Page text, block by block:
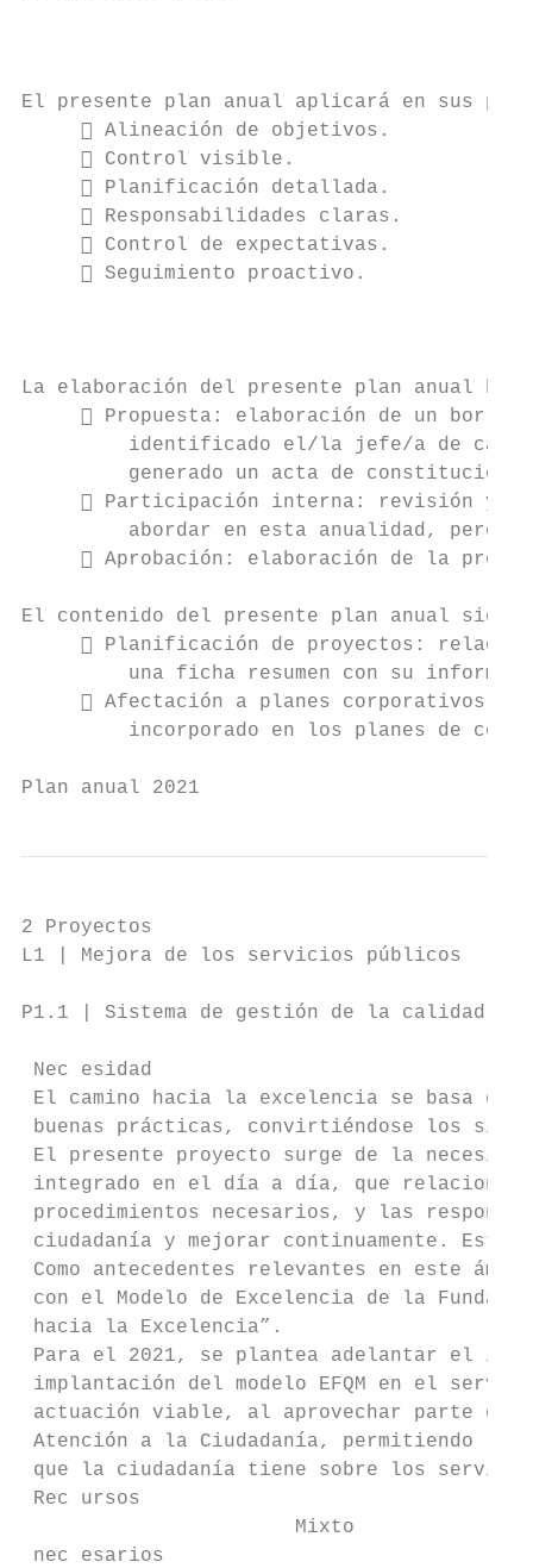
El presente plan anual aplicará en sus
      Alineación de objetivos.
      Control visible.
      Planificación detallada.
      Responsabilidades claras.
      Control de expectativas.
      Seguimiento proactivo.
La elaboración del presente plan anual ha
 Propuesta: elaboración de un
identificado el/la jefe/a de
generado un acta de constitución
 Participación interna: revisión y
abordar en esta anualidad, pero
 Aprobación: elaboración de la
El contenido del presente plan anual
 Planificación de proyectos:
una ficha resumen con su
 Afectación a planes corporativos:
incorporado en los planes de
Plan anual 2021
2 Proyectos
L1 | Mejora de los servicios públicos
P1.1 | Sistema de gestión de la calidad
Nec esidad
El camino hacia la excelencia se basa
buenas prácticas, convirtiéndose los
El presente proyecto surge de la
integrado en el día a día, que relacione
procedimientos necesarios, y las
ciudadanía y mejorar continuamente. Este
Como antecedentes relevantes en este
con el Modelo de Excelencia de la
hacia la Excelencia”.
Para el 2021, se plantea adelantar el
implantación del modelo EFQM en el
actuación viable, al aprovechar parte
Atención a la Ciudadanía, permitiendo la
que la ciudadanía tiene sobre los
Rec ursos
Mixto
nec esarios